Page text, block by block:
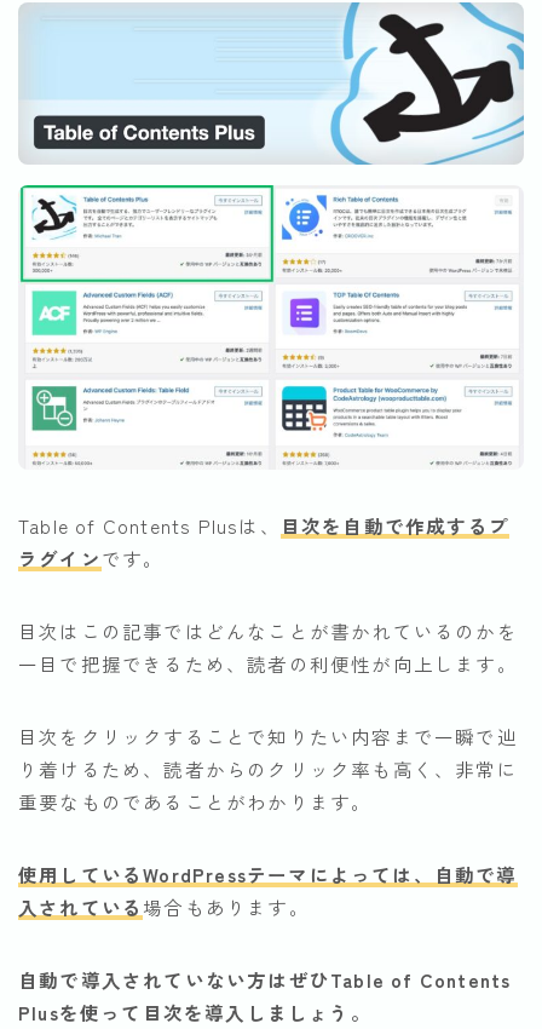
Table of Contents Plusは、
目次を自動で作成するプ
ラグインです。
目次はこの記事ではどんなことが書かれているのかを
一目で把握できるため、読者の利便性が向上します。
目次をクリックすることで知りたい内容まで一瞬で辿
り着けるため、読者からのクリック率も高く、非常に
重要なものであることがわかります。
使用しているWordPressテーマによっては、自動で導
入されている 場合もあります。
自動で導入されていない方はぜひTable of Contents
Plusを使って目次を導入しましょう。